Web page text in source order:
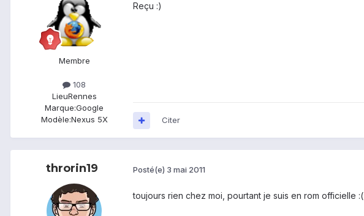
Membre
108
LieuRennes
Marque:Google
Modèle:Nexus 5X
Reçu :)
Citer
throrin19 Posté(e) 3 mai 2011
toujours rien chez moi, pourtant je suis en rom officielle :(